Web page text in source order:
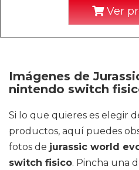
Ver
Imágenes de
nintendo switch
Si lo que quieres es elegir
productos, aquí puedes
fotos de jurassic world
switch fisico. Pincha una